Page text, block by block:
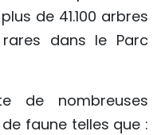
de 41.100 arbres
dans le Parc
de nombreuses
faune telles que :